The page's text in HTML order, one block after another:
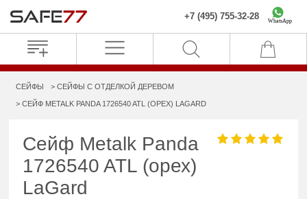
+7 (495) 755-32-28 WhatsApp
СЕЙФЫ СЕЙФЫ С ОТДЕЛКОЙ ДЕРЕВОМ
СЕЙФ METALK PANDA 1726540 ATL (ОРЕХ) LAGARD
Сейф Metalk Panda
1726540 ATL (орех)
LaGard